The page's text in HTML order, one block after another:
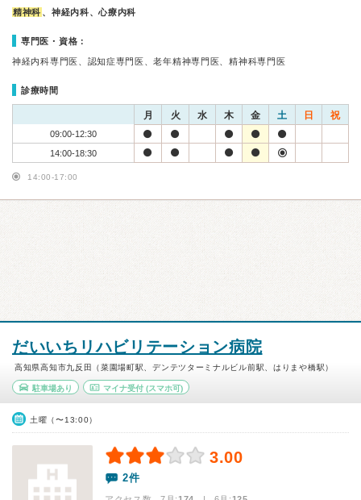
精神科 、神経内科、心療内科
専門医・資格：
神経内科専門医、認知症専門医、老年精神専門医、精神科専門医
診療時間
月 火 水 木 金 土 日 祝
09:00-12:30
14:00-18:30
14:00-17:00
だいいちリハビリテーション病院
高知県高知市九反田（菜園場町駅、デンテツターミナルビル前駅、はりまや橋駅）
駐車場あり マイナ受付(スマホ可)
土曜（〜13:00）
3.00
2件